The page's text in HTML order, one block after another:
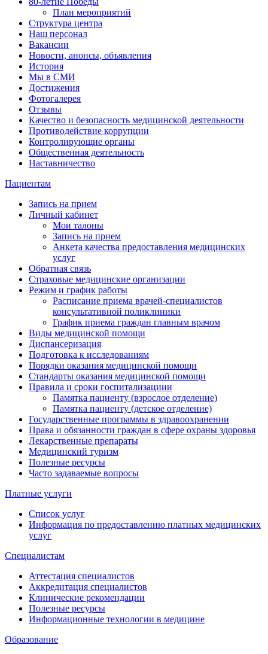
План мероприятий
Структура центра
Наш персонал
Вакансии
Новости, анонсы, объявления
История
Мы в СМИ
Достижения
Фотогалерея
Отзывы
Качество и безопасность медицинской деятельности
Противодействие коррупции
Контролирующие органы
Общественная деятельность
Наставничество
Пациентам
Запись на прием
Личный кабинет
Мои талоны
Запись на прием
Анкета качества предоставления медицинских
услуг
Обратная связь
Страховые медицинские организации
Режим и график работы
Расписание приема врачей-специалистов
консультативной поликлиники
График приема граждан главным врачом
Виды медицинской помощи
Диспансеризация
Подготовка к исследованиям
Порядки оказания медицинской помощи
Стандарты оказания медицинской помощи
Правила и сроки госпитализациии
Памятка пациенту (взрослое отделение)
Памятка пациенту (детское отделение)
Государственные программы в здравоохранении
Права и обязанности граждан в сфере охраны здоровья
Лекарственные препараты
Медицинский туризм
Полезные ресурсы
Часто задаваемые вопросы
Платные услуги
Список услуг
Информация по предоставлению платных медицинских
услуг
Специалистам
Аттестация специалистов
Аккредитация специалистов
Клинические рекомендации
Полезные ресурсы
Информационные технологии в медицине
Образование